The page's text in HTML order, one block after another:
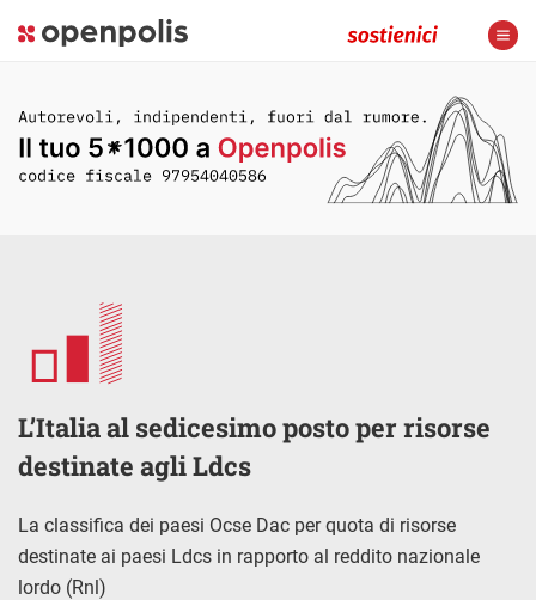
L’Italia al sedicesimo posto per risorse
destinate agli Ldcs
La classifica dei paesi Ocse Dac per quota di risorse
destinate ai paesi Ldcs in rapporto al reddito nazionale
lordo (Rnl)